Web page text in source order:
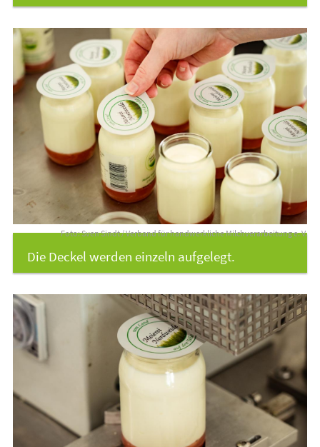
Foto: Sven Sindt / Verband für handwerkliche Milchverarbeitung e. V.
Die Deckel werden einzeln aufgelegt.